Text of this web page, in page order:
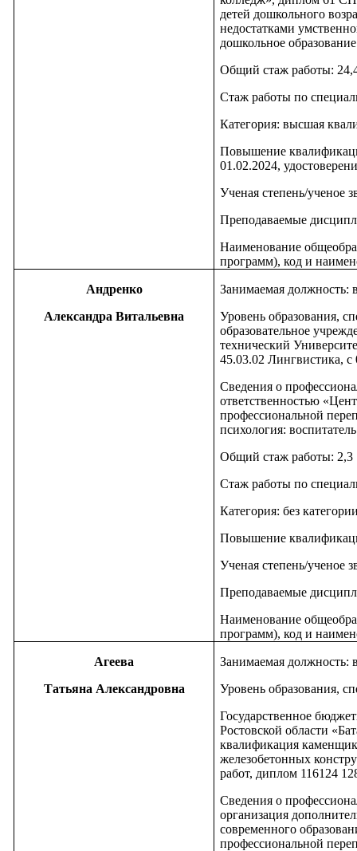
детей дошкольного
недостатками
дошкольное образование
Общий стаж работы:
Стаж работы по
Категория: высшая
Повышение
01.02.2024,
Ученая степень/ученое
Преподаваемые
Наименование
программ), код и
Андренко
Александра Витальевна
Занимаемая должность:
Уровень образования,
образовательное
технический
45.03.02 Лингвистика, с
Сведения о
ответственностью
профессиональной
психология:
Общий стаж работы: 2,3
Стаж работы по
Категория: без
Повышение
Ученая степень/ученое
Преподаваемые
Наименование
программ), код и
Агеева
Татьяна Александровна
Занимаемая должность:
Уровень образования,
Государственное
Ростовской области
квалификация
железобетонных
работ, диплом 116124
Сведения о
организация
современного
профессиональной